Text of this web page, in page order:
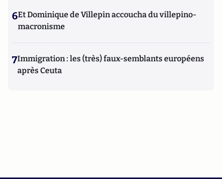
6Et Dominique de Villepin accoucha du villepino-
macronisme
7Immigration : les (très) faux-semblants européens
après Ceuta